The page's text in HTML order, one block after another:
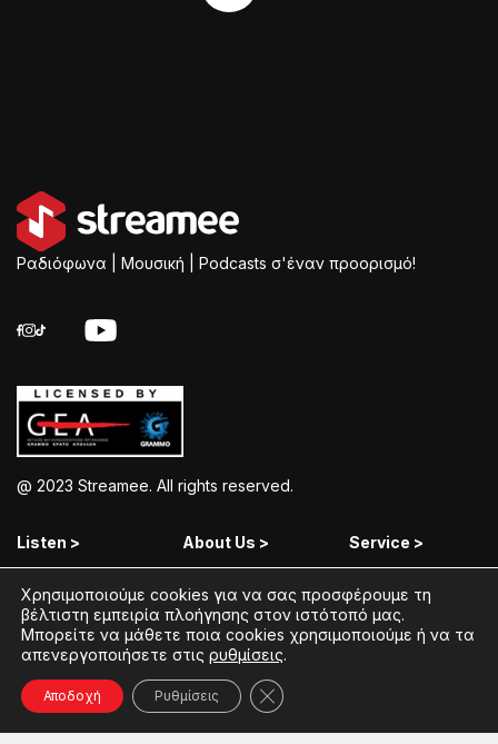
Ραδιόφωνα | Μουσική | Podcasts σ'έναν προορισμό!
@ 2023 Streamee. All rights reserved.
Listen >
Streamee Radios
Moods
Radios
Podcasts
About Us >
Policy
Terms of Use
Coins Explained
Streamee News
Service >
Free Download
Add Your Station
Χρησιμοποιούμε cookies για να σας προσφέρουμε τη
βέλτιστη εμπειρία πλοήγησης στον ιστότοπό μας.
Μπορείτε να μάθετε ποια cookies χρησιμοποιούμε ή να τα
απενεργοποιήσετε στις ρυθμίσεις.
Αποδοχή Ρυθμίσεις Κλείσιμο του Cookie banner